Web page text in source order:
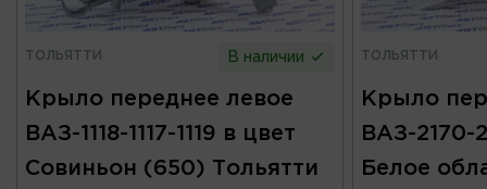
ТОЛЬЯТТИ В наличии
Крыло переднее левое
ВАЗ-1118-1117-1119 в цвет
Совиньон (650) Тольятти
ТОЛЬЯТТИ
Крыло
ВАЗ-2170-
Белое